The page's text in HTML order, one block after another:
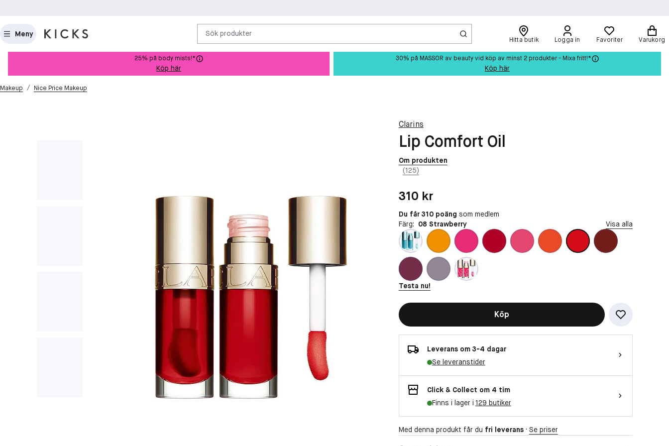
Meny Sök produkter
Hitta butik Logga in Favoriter Varukorg
25% på body mists!*
Köp här
30% på MASSOR av beauty vid köp av minst 2 produkter - Mixa fritt!*
Köp här
Makeup / Nice Price Makeup
Clarins
Lip Comfort Oil
Om produkten
(125)
Färg: 08 Strawberry Visa alla
Testa nu!
Pris: 310 kr
310 kr
Du får 310 poäng som medlem
Köp
Leverans om 3-4 dagar
Se leveranstider
Click & Collect om 4 tim
Finns i lager i 129 butiker
Med denna produkt får du fri leverans· Se priser